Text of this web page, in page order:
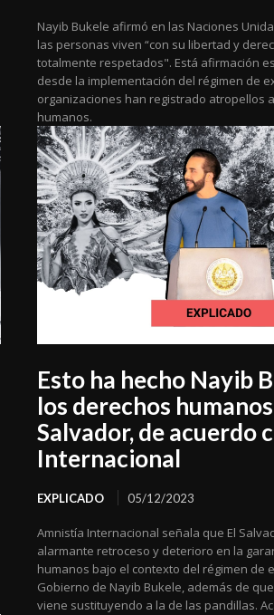
Nayib Bukele afirmó en las Naciones
las personas viven “con su libertad y
totalmente respetados". Está afirmación
desde la implementación del régimen de
organizaciones han registrado atropellos
humanos.
Esto ha hecho Nayib
los derechos
Salvador, de acuerdo
Internacional
EXPLICADO 05/12/2023
Amnistía Internacional señala que El
alarmante retroceso y deterioro en la
humanos bajo el contexto del régimen de
Gobierno de Nayib Bukele, además de
viene sustituyendo a la de las pandillas.